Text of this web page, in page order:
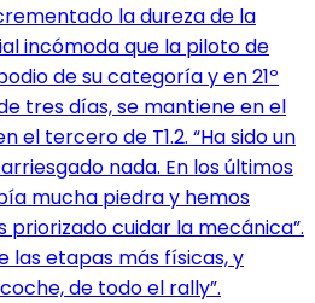
la dureza de la
incómoda que la piloto de
de su categoría y en 21º
tres días, se mantiene en el
el tercero de T1.2. “Ha sido un
nada. En los últimos
mucha piedra y hemos
priorizado cuidar la mecánica”.
las etapas más físicas, y
de todo el rally”.